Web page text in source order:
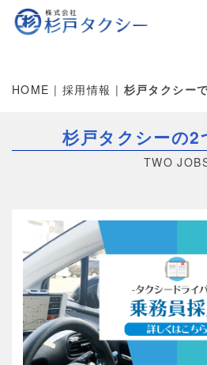
HOME | 採用情報 | 杉戸タクシー
杉戸タクシーの2
TWO